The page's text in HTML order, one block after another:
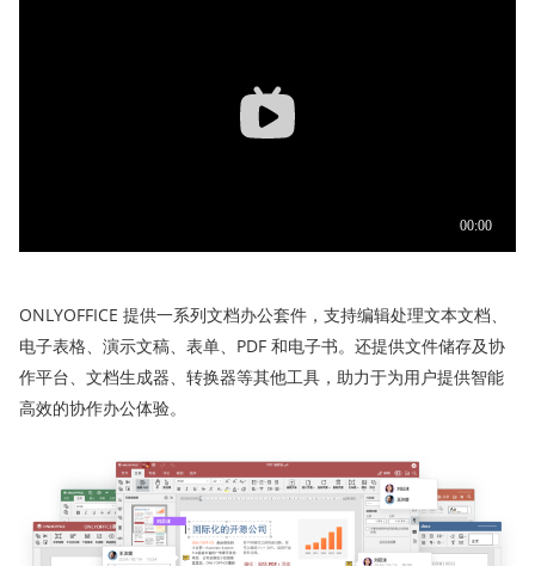
ONLYOFFICE 提供一系列文档办公套件，支持编辑处理文本文档、
电子表格、演示文稿、表单、PDF 和电子书。还提供文件储存及协
作平台、文档生成器、转换器等其他工具，助力于为用户提供智能
高效的协作办公体验。